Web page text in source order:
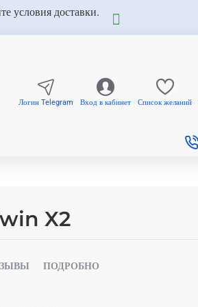
условия доставки.
Логин Telegram Вход в кабинет Список желаний
X2
ПОДРОБНО